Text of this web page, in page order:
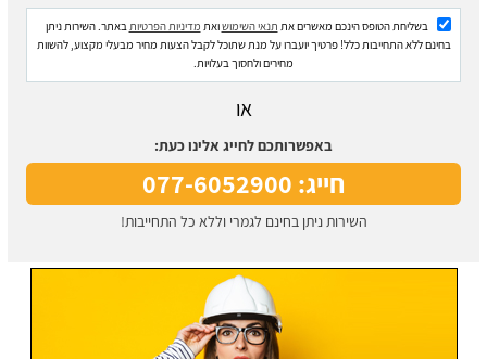
בשליחת הטופס הינכם מאשרים את תנאי השימושואת מדיניות הפרטיותבאתר. השירות ניתן
בחינם ללא התחייבות כלל! פרטיך יועברו על מנת שתוכל לקבל הצעות מחיר מבעלי מקצוע, להשוות
מחירים ולחסוך בעלויות.
או
באפשרותכם לחייג אלינו כעת:
חייג: 077-6052900
השירות ניתן בחינם לגמרי וללא כל התחייבות!